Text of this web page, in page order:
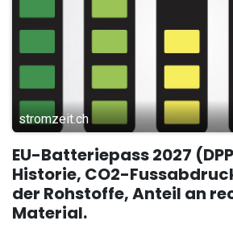
stromzeit.ch
EU-Batteriepass 2027
Historie, CO2-
der Rohstoffe, Anteil an
Material.